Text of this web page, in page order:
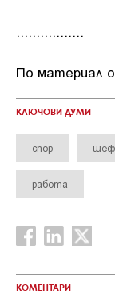
.................
По материал
КЛЮЧОВИ ДУМИ
спор шеф
работа
КОМЕНТАРИ